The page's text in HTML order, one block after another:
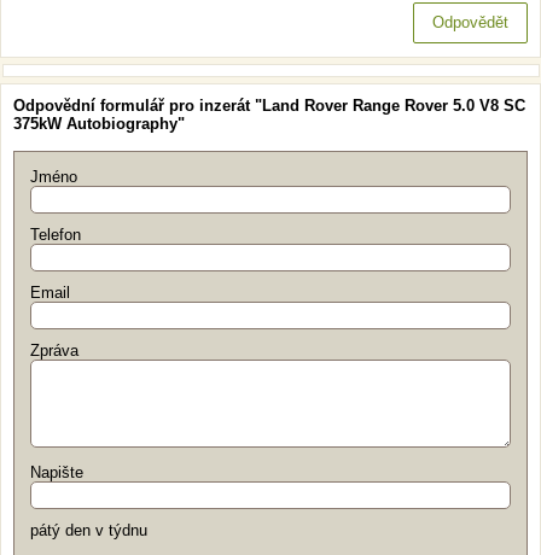
Odpovědět
Odpovědní formulář pro inzerát "Land Rover Range Rover 5.0 V8 SC
375kW Autobiography"
Jméno
Telefon
Email
Zpráva
Napište
pátý den v týdnu